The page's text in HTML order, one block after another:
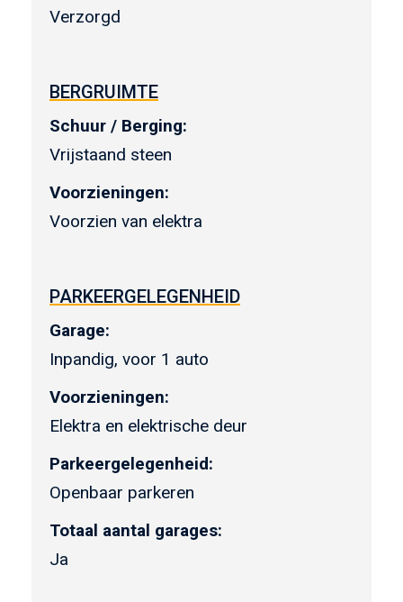
Verzorgd
BERGRUIMTE
Schuur / Berging:
Vrijstaand steen
Voorzieningen:
Voorzien van elektra
PARKEERGELEGENHEID
Garage:
Inpandig, voor 1 auto
Voorzieningen:
Elektra en elektrische deur
Parkeergelegenheid:
Openbaar parkeren
Totaal aantal garages:
Ja